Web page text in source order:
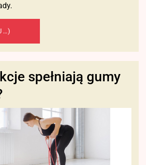
spełniają gumy